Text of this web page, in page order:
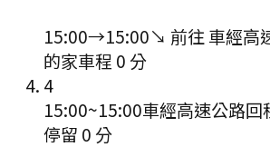
15:00→15:00↘ 前往 車經高
的家車程 0 分
4
15:00~15:00車經高速公路回
停留 0 分